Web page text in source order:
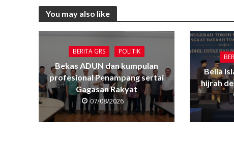
You may also like
BERITA GRS POLITIK
Bekas ADUN dan kumpulan
profesional Penampang sertai
Gagasan Rakyat
07/08/2026
Belia
hijrah